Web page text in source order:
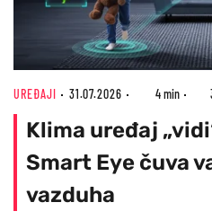
UREĐAJI 31.07.2026 4 min
Klima uređaj
Smart Eye čuva
vazduha